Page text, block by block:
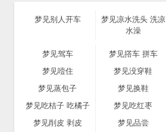
梦见别人开车
梦见凉水洗头 洗凉
水澡
梦见驾车
梦见撘车 拼车
梦见噎住
梦见没穿鞋
梦见蒸包子
梦见换鞋
梦见吃桔子 吃橘子
梦见吃红枣
梦见削皮 剥皮
梦见品尝